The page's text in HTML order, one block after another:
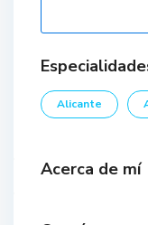
Alicante
Acerca de mí